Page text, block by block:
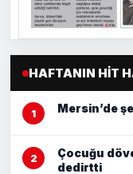
HAFTANIN HIT
Mersin’de
Çocuğu
dedirtti